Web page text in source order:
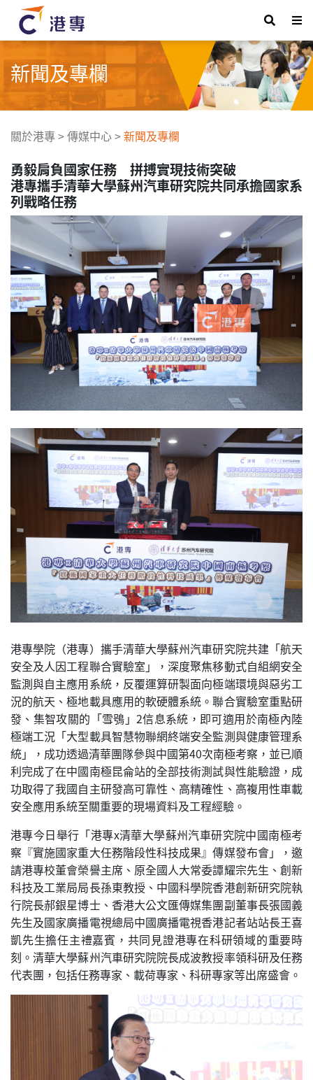
新聞及專欄
關於港專>傳媒中心>新聞及專欄
勇毅肩負國家任務 拼搏實現技術突破
港專攜手清華大學蘇州汽車研究院共同承擔國家系
列戰略任務
港專學院（港專）攜手清華大學蘇州汽車研究院共建「航天
安全及人因工程聯合實驗室」，深度聚焦移動式自組網安全
監測與自主應用系統，反覆運算研製面向極端環境與惡劣工
況的航天、極地載具應用的軟硬體系統。聯合實驗室重點研
發、集智攻關的「雪鴞」2信息系統，即可適用於南極內陸
極端工況「大型載具智慧物聯網終端安全監測與健康管理系
統」，成功透過清華團隊參與中國第40次南極考察，並已順
利完成了在中國南極昆侖站的全部技術測試與性能驗證，成
功取得了我國自主研發高可靠性、高精確性、高複用性車載
安全應用系統至關重要的現場資料及工程經驗。
港專今日舉行「港專x清華大學蘇州汽車研究院中國南極考
察『實施國家重大任務階段性科技成果』傳媒發布會」，邀
請港專校董會榮譽主席、原全國人大常委譚耀宗先生、創新
科技及工業局局長孫東教授、中國科學院香港創新研究院執
行院長郝銀星博士、香港大公文匯傳媒集團副董事長張國義
先生及國家廣播電視總局中國廣播電視香港記者站站長王喜
凱先生擔任主禮嘉賓，共同見證港專在科研領域的重要時
刻。清華大學蘇州汽車研究院院長成波教授率領科研及任務
代表團，包括任務專家、載荷專家、科研專家等出席盛會。